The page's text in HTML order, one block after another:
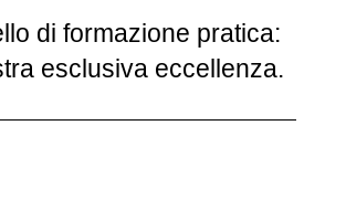
di formazione pratica:
esclusiva eccellenza.